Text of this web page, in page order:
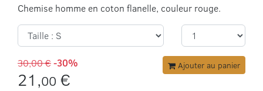
Chemise homme en coton flanelle, couleur rouge.
30,00 €-30%
21,00 €
Ajouter au panier